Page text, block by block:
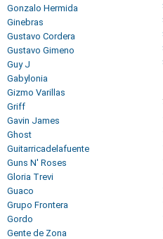
Gonzalo Hermida
Ginebras
Gustavo Cordera
Gustavo Gimeno
Guy J
Gabylonia
Gizmo Varillas
Griff
Gavin James
Ghost
Guitarricadelafuente
Guns N' Roses
Gloria Trevi
Guaco
Grupo Frontera
Gordo
Gente de Zona